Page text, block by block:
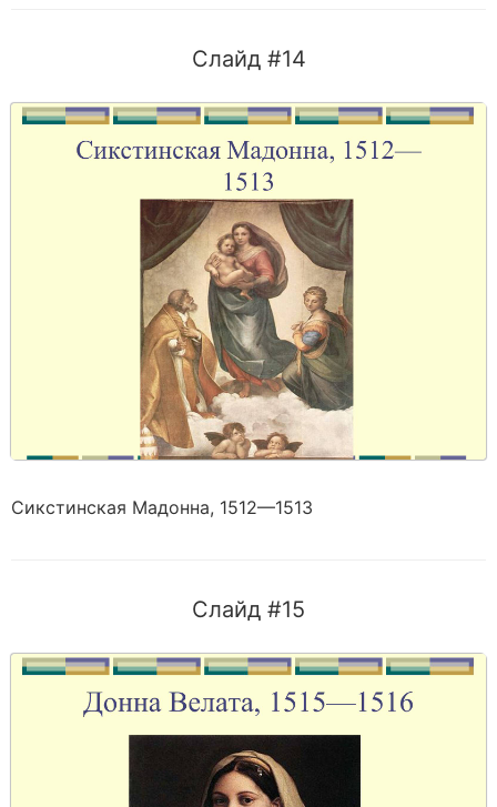
Слайд #14
Сикстинская Мадонна, 1512—1513
Слайд #15